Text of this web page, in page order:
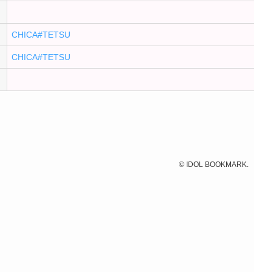
CHICA#TETSU
CHICA#TETSU
©IDOL BOOKMARK.